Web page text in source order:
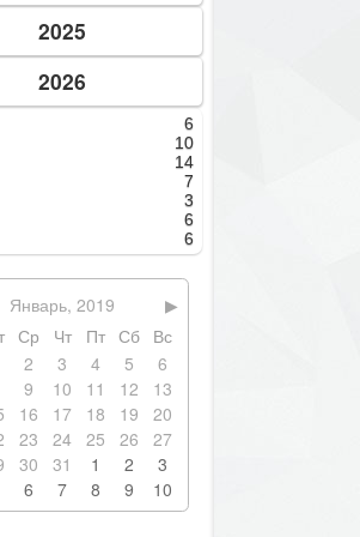
2025
2026
6
10
14
7
3
6
6
Январь, 2019
▶
Ср Чт Пт Сб Вс
2 3 4 5
6
9 10 11 12
13
16 17 18 19
20
23 24 25 26
27
30 31 1 2
3
6 7 8 9 10